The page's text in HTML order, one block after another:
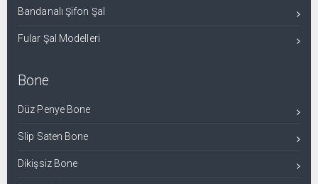
Bandanalı Şifon Şal
Fular Şal Modelleri
Bone
Düz Penye Bone
Slip Saten Bone
Dikişsiz Bone